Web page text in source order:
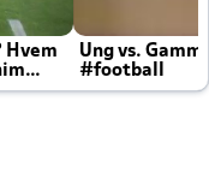
Hvem
Ung vs.
#football